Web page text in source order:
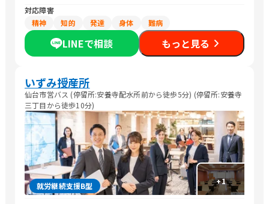
対応障害
精神
知的 発達 身体 難病
LINEで相談 もっと見る
いずみ授産所
仙台市営バス (停留所:安養寺配水所前から徒歩5分) (停留所:安養寺
三丁目から徒歩10分)
+1
就労継続支援B型